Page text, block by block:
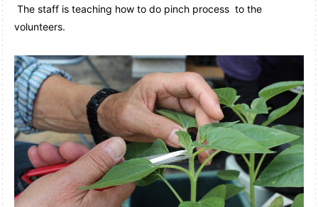
The staff is teaching how to do pinch process to the
volunteers.